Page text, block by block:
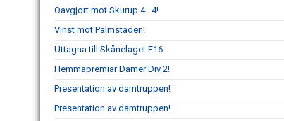
Oavgjort mot Skurup 4–4!
Vinst mot Palmstaden!
Uttagna till Skånelaget F16
Hemmapremiär Damer Div 2!
Presentation av damtruppen!
Presentation av damtruppen!